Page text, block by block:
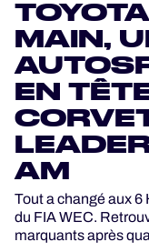
RÉSULTATS
LA GRILLE
OÙ REGARDER
PROGRAMMES
JEU OFFICIEL
MAIN,
EN
AM
Tout a changé aux
du FIA WEC.
marquants après